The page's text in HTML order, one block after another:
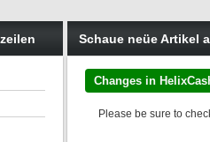
Schaue neüe Artikel
Changes in
Please be sure to